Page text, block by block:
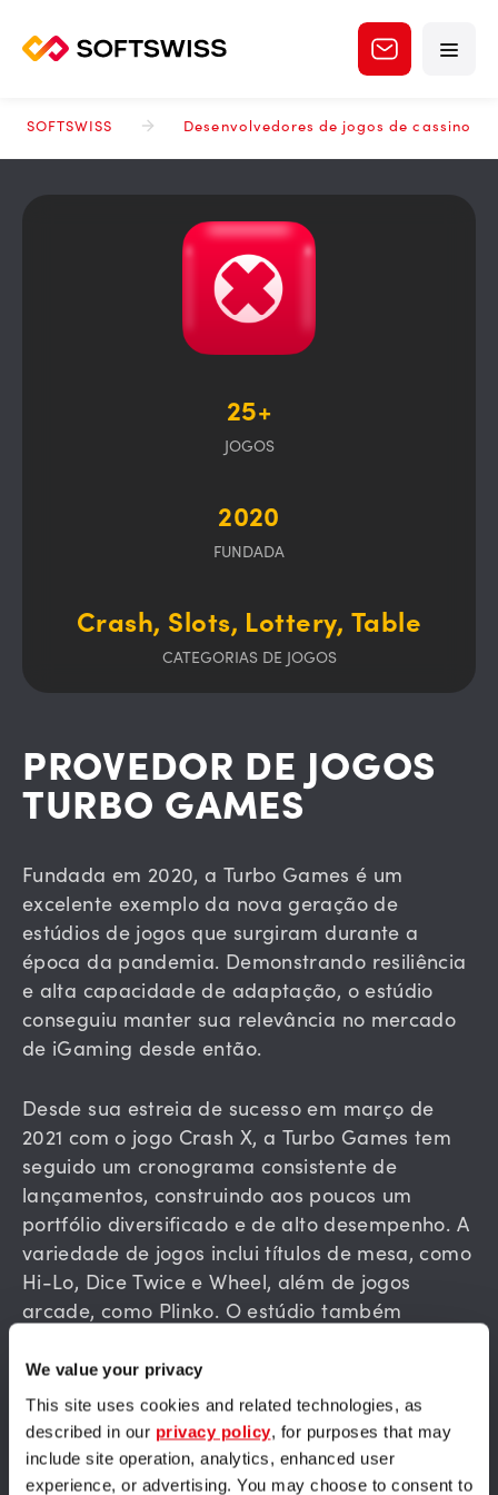
We value your privacy
This site uses cookies and related technologies, as
described in our privacy policy, for purposes that may
include site operation, analytics, enhanced user
experience, or advertising. You may choose to consent to
SOFTSWISS Desenvolvedores de jogos de cassino
25+
JOGOS
2020
FUNDADA
Crash, Slots, Lottery, Table
CATEGORIAS DE JOGOS
PROVEDOR DE JOGOS
TURBO GAMES
Fundada em 2020, a Turbo Games é um
excelente exemplo da nova geração de
estúdios de jogos que surgiram durante a
época da pandemia. Demonstrando resiliência
e alta capacidade de adaptação, o estúdio
conseguiu manter sua relevância no mercado
de iGaming desde então.
Desde sua estreia de sucesso em março de
2021 com o jogo Crash X, a Turbo Games tem
seguido um cronograma consistente de
lançamentos, construindo aos poucos um
portfólio diversificado e de alto desempenho. A
variedade de jogos inclui títulos de mesa, como
Hi-Lo, Dice Twice e Wheel, além de jogos
arcade, como Plinko. O estúdio também
e Stairs, além de atuar no gênero Crash, que
segue em constante crescimento e
popularidade.
Um dos grandes diferenciais da Turbo Games é